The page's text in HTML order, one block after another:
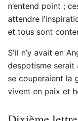
n’entend point ;
attendre
et tous sont
S'il n’y avait en
despotisme serait
se couperaient la
vivent en paix et